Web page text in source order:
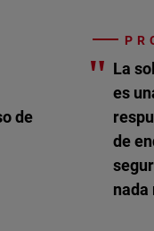
de
" La
es
de
nada